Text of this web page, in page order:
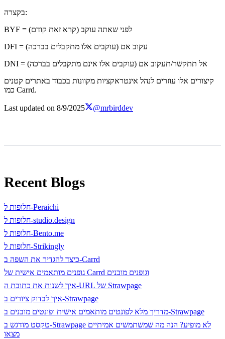
בקצרה:
BYF = לפני שאתה עוקב (קרא זאת קודם)
DFI = עקוב אם (עוקבים אלו מתקבלים בברכה)
DNI = אל תתקשר/תעקוב אם (עוקבים אלו אינם מתקבלים בברכה)
קיצורים אלו עוזרים לנהל אינטראקציות מקוונות בכבוד באתרים קטנים
כמו Carrd.
Last updated on 8/9/2025 @mrbirddev
Recent Blogs
חלופות ל-Peraichi
חלופות ל-studio.design
חלופות ל-Bento.me
חלופות ל-Strikingly
כיצד להגדיר את השפה ב-Carrd
גופנים מותאמים אישית של Carrd וגופנים מובנים
איך לשנות את כתובת ה-URL של Strawpage
איך לבדוק ציורים ב-Strawpage
מדריך מלא לפונטים מותאמים אישית ופונטים מובנים ב-Strawpage
טקסט מודגש ב-Strawpage לא מופיע? הנה מה שמשתמשים אמיתיים
מצאו